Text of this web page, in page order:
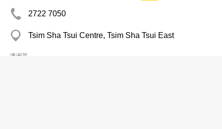
2722 7050
Tsim Sha Tsui Centre, Tsim Sha Tsui East
澳洲菜